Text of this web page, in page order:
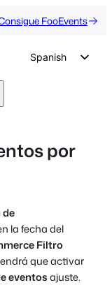
FooEvents
Spanish
Italian
Czech
Greek
por
de
la fecha del
Filtro
que activar
eventosajuste.